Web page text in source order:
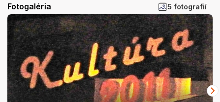
Fotogaléria
5 fotografií